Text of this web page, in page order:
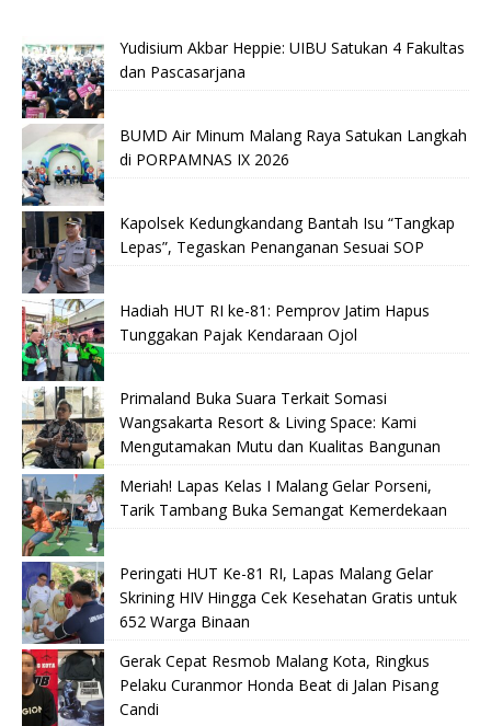
Yudisium Akbar Heppie: UIBU Satukan 4 Fakultas
dan Pascasarjana
BUMD Air Minum Malang Raya Satukan Langkah
di PORPAMNAS IX 2026
Kapolsek Kedungkandang Bantah Isu “Tangkap
Lepas”, Tegaskan Penanganan Sesuai SOP
Hadiah HUT RI ke-81: Pemprov Jatim Hapus
Tunggakan Pajak Kendaraan Ojol
Primaland Buka Suara Terkait Somasi
Wangsakarta Resort & Living Space: Kami
Mengutamakan Mutu dan Kualitas Bangunan
Meriah! Lapas Kelas I Malang Gelar Porseni,
Tarik Tambang Buka Semangat Kemerdekaan
Peringati HUT Ke-81 RI, Lapas Malang Gelar
Skrining HIV Hingga Cek Kesehatan Gratis untuk
652 Warga Binaan
Gerak Cepat Resmob Malang Kota, Ringkus
Pelaku Curanmor Honda Beat di Jalan Pisang
Candi